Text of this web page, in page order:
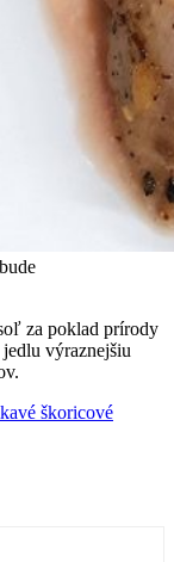
za poklad prírody
výraznejšiu
škoricové